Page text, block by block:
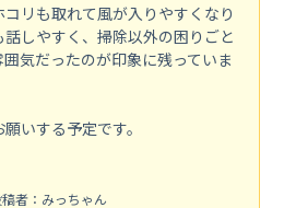
リも取れて風が入りやすくなり
しやすく、掃除以外の困りごと
気だったのが印象に残っていま
いする予定です。
者：みっちゃん